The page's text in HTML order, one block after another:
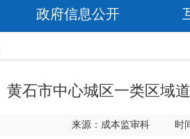
政府信息公开
黄石市中心城区一类区域
来源：成本监审科 时间